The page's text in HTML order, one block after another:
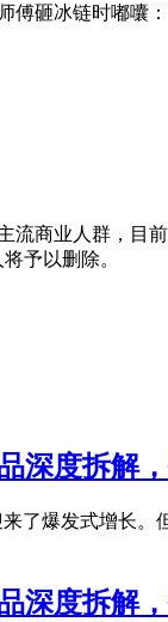
傅砸冰链时嘟
商业人群，
予以删除。
深度拆解
了爆发式增长
深度拆解